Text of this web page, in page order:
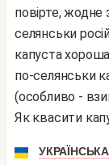
повірте,
селянськи
капуста
по-селянськи
(особливо -
Як квасити